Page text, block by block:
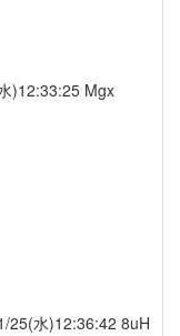
)12:33:25 Mgx
25(水)12:36:42 8uH